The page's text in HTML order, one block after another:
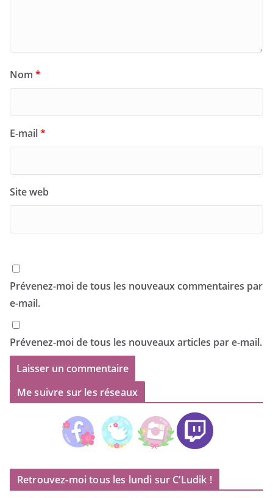
Nom *
E-mail*
Site web
Prévenez-moi de tous les nouveaux commentaires par
e-mail.
Prévenez-moi de tous les nouveaux articles par e-mail.
Me suivre sur les réseaux
Retrouvez-moi tous les lundi sur C’Ludik !